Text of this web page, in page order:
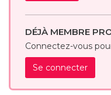
DÉJÀ MEMBRE
Connectez-vous
Se connecter